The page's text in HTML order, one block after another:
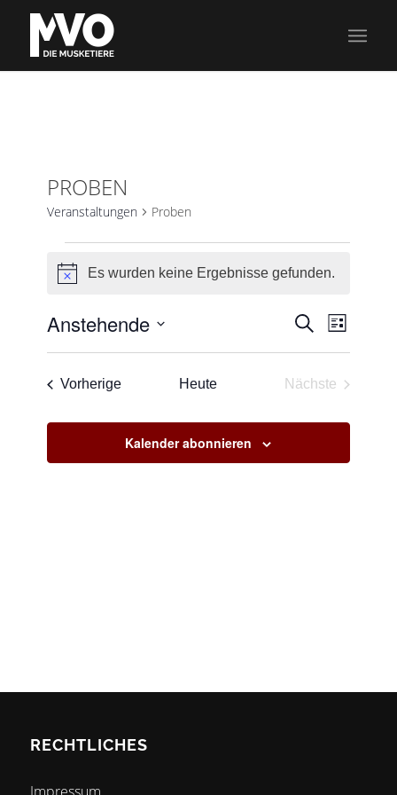
PROBEN
Veranstaltungen Proben
Veranstaltungen
Hinweis
Es wurden keine Ergebnisse gefunden.
Suche
und
SucheListe
Anstehende
Datum
VorherigeVeranstaltungen
Heute
Nächste
Kalender abonnieren
RECHTLICHES